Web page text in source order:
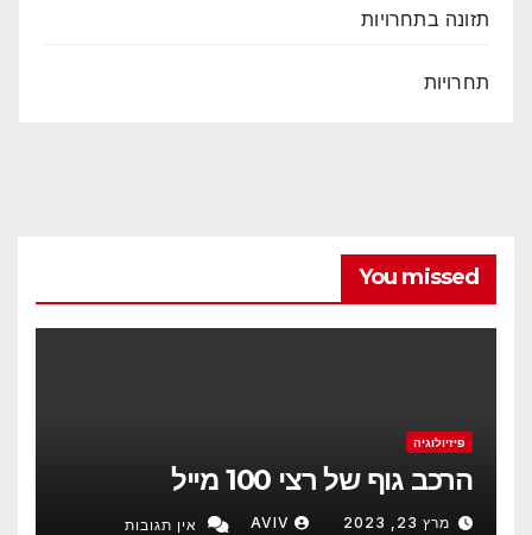
תזונה בתחרויות
תחרויות
You missed
פיזיולוגיה
הרכב גוף של רצי 100 מייל
מרץ 23, 2023 AVIV אין תגובות